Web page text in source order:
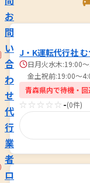
お
問
い
合
わ
せ
代
行
業
者
ロ
J・K運転代行社
日月火水木:19:00
金土祝前:19:00〜
青森県内で待機・回
☆☆☆☆☆ -(0件)